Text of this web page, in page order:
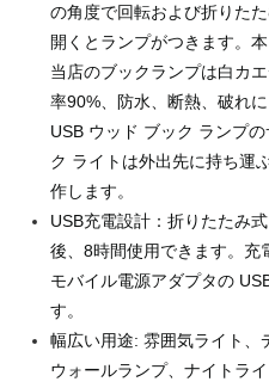
の角度で回転および折りた
開くとランプがつきます。
当店のブックランプは白カ
率90%、防水、断熱、破れ
USB ウッド ブック ランプ
ク ライトは外出先に持ち運
作します。
USB充電設計：折りたたみ
後、8時間使用できます。充
モバイル電源アダプタの
す。
幅広い用途: 雰囲気ライト、
ウォールランプ、ナイトラ